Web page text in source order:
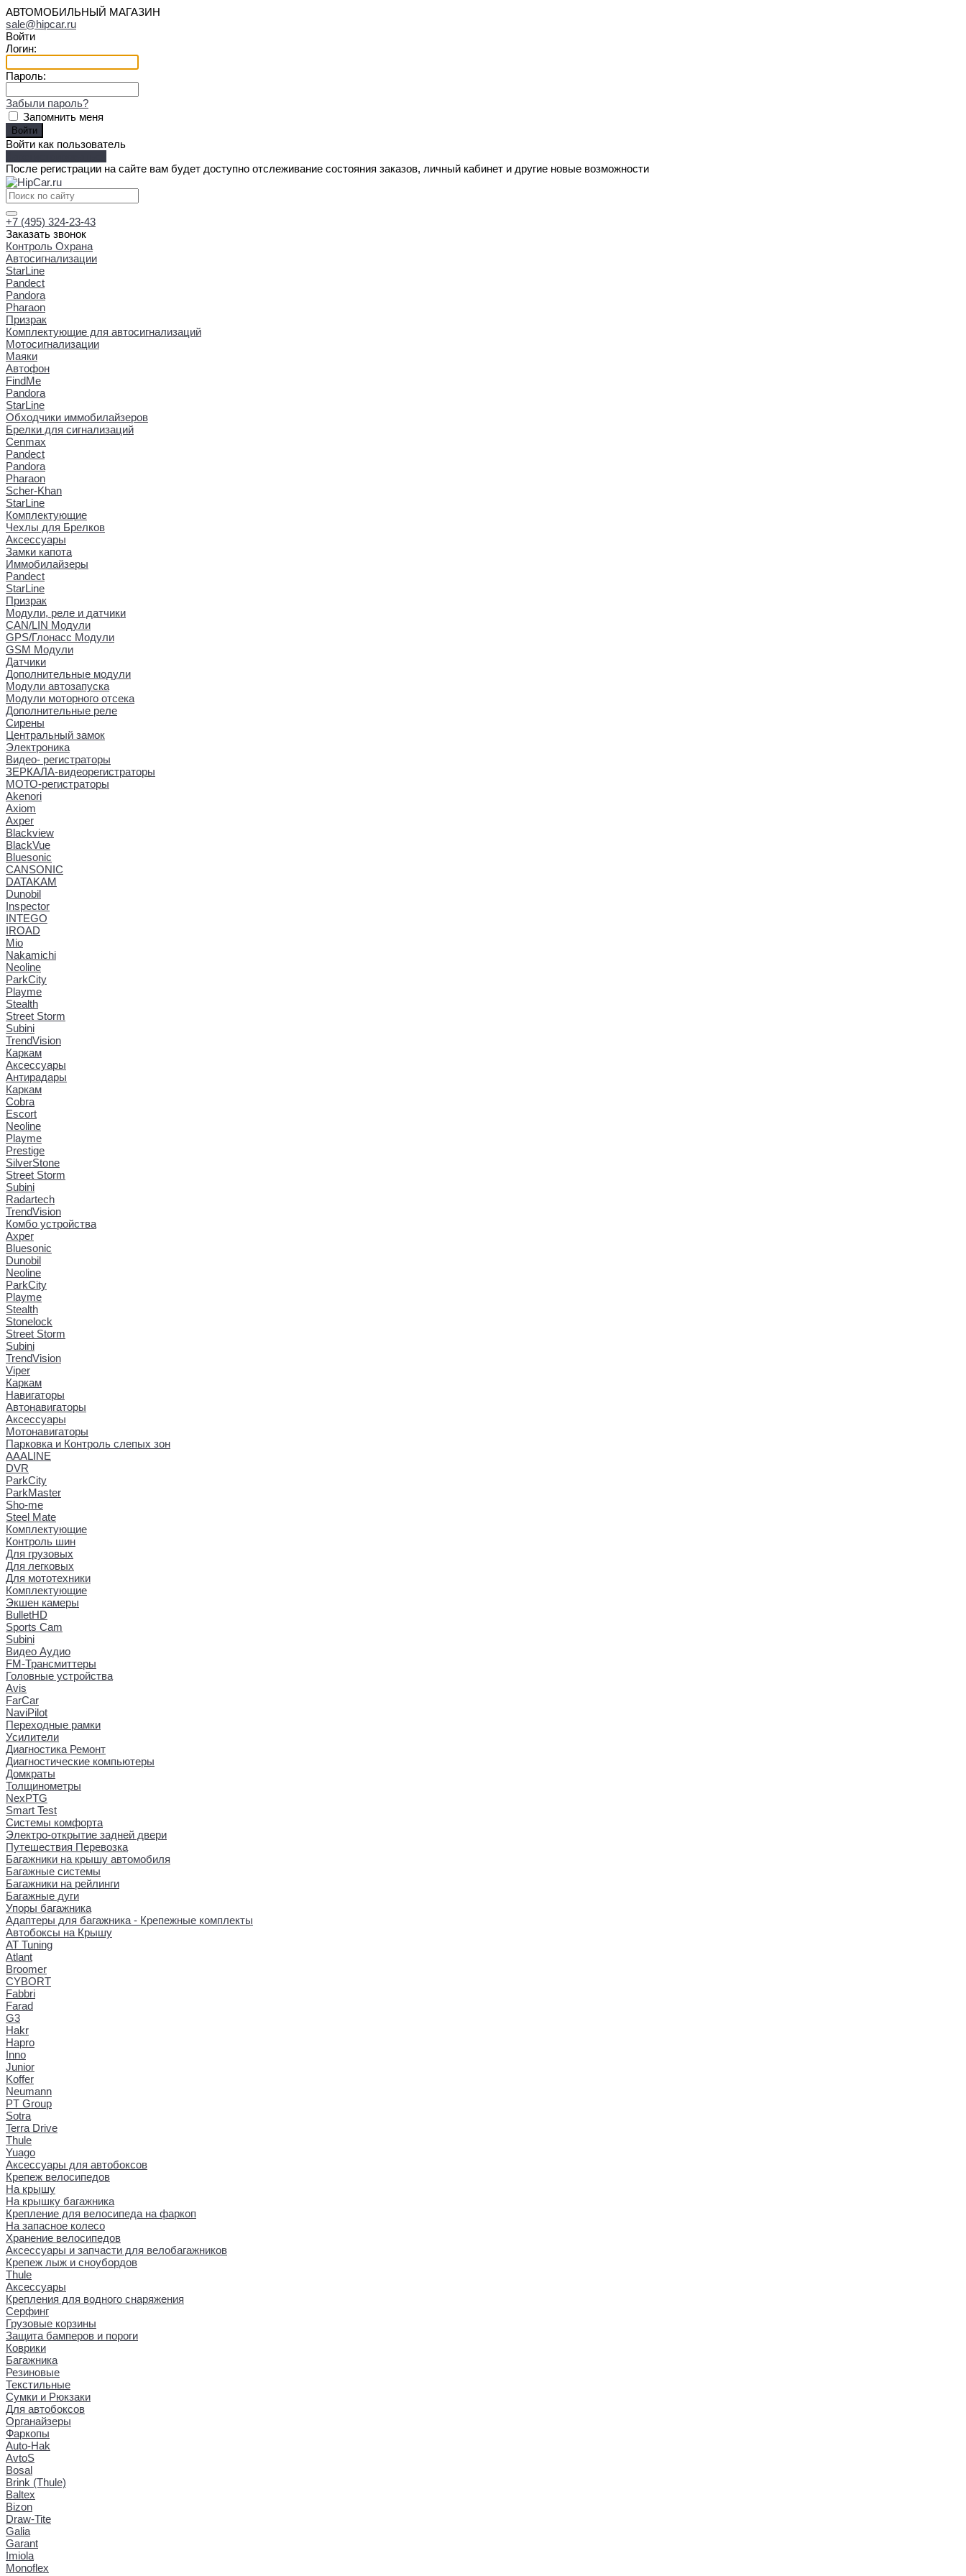
АВТОМОБИЛЬНЫЙ МАГАЗИН
sale@hipcar.ru
Войти
Логин:
Пароль:
Забыли пароль?
Запомнить меня
Войти как пользователь
После регистрации на сайте вам будет доступно отслеживание состояния заказов, личный кабинет и другие новые возможности
+7 (495) 324-23-43
Заказать звонок
Контроль Охрана
Автосигнализации
StarLine
Pandect
Pandora
Pharaon
Призрак
Комплектующие для автосигнализаций
Мотосигнализации
Маяки
Автофон
FindMe
Pandora
StarLine
Обходчики иммобилайзеров
Брелки для сигнализаций
Cenmax
Pandect
Pandora
Pharaon
Scher-Khan
StarLine
Комплектующие
Чехлы для Брелков
Аксессуары
Замки капота
Иммобилайзеры
Pandect
StarLine
Призрак
Модули, реле и датчики
CAN/LIN Модули
GPS/Глонасс Модули
GSM Модули
Датчики
Дополнительные модули
Модули автозапуска
Модули моторного отсека
Дополнительные реле
Сирены
Центральный замок
Электроника
Видео- регистраторы
ЗЕРКАЛА-видеорегистраторы
МОТО-регистраторы
Akenori
Axiom
Axper
Blackview
BlackVue
Bluesonic
CANSONIC
DATAKAM
Dunobil
Inspector
INTEGO
IROAD
Mio
Nakamichi
Neoline
ParkCity
Playme
Stealth
Street Storm
Subini
TrendVision
Каркам
Аксессуары
Антирадары
Каркам
Cobra
Escort
Neoline
Playme
Prestige
SilverStone
Street Storm
Subini
Radartech
TrendVision
Комбо устройства
Axper
Bluesonic
Dunobil
Neoline
ParkCity
Playme
Stealth
Stonelock
Street Storm
Subini
TrendVision
Viper
Каркам
Навигаторы
Автонавигаторы
Аксессуары
Мотонавигаторы
Парковка и Контроль слепых зон
AAALINE
DVR
ParkCity
ParkMaster
Sho-me
Steel Mate
Комплектующие
Контроль шин
Для грузовых
Для легковых
Для мототехники
Комплектующие
Экшен камеры
BulletHD
Sports Cam
Subini
Видео Аудио
FM-Трансмиттеры
Головные устройства
Avis
FarCar
NaviPilot
Переходные рамки
Усилители
Диагностика Ремонт
Диагностические компьютеры
Домкраты
Толщинометры
NexPTG
Smart Test
Системы комфорта
Электро-открытие задней двери
Путешествия Перевозка
Багажники на крышу автомобиля
Багажные системы
Багажники на рейлинги
Багажные дуги
Упоры багажника
Адаптеры для багажника - Крепежные комплекты
Автобоксы на Крышу
AT Tuning
Atlant
Broomer
CYBORT
Fabbri
Farad
G3
Hakr
Hapro
Inno
Junior
Koffer
Neumann
PT Group
Sotra
Terra Drive
Thule
Yuago
Аксессуары для автобоксов
Крепеж велосипедов
На крышу
На крышку багажника
Крепление для велосипеда на фаркоп
На запасное колесо
Хранение велосипедов
Аксессуары и запчасти для велобагажников
Крепеж лыж и сноубордов
Thule
Аксессуары
Крепления для водного снаряжения
Серфинг
Грузовые корзины
Защита бамперов и пороги
Коврики
Багажника
Резиновые
Текстильные
Сумки и Рюкзаки
Для автобоксов
Органайзеры
Фаркопы
Auto-Hak
AvtoS
Bosal
Brink (Thule)
Baltex
Bizon
Draw-Tite
Galia
Garant
Imiola
Monoflex